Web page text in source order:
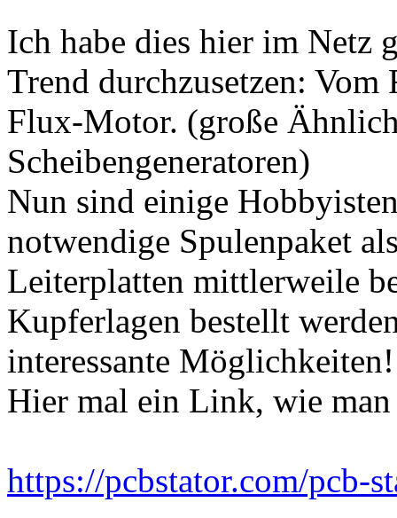
Ich habe dies hier im Netz
Trend durchzusetzen:
Flux-Motor. (große
Scheibengeneratoren)
Nun sind einige
notwendige Spulenpaket
Leiterplatten mittlerweile
Kupferlagen bestellt
interessante Möglichkeiten!
Hier mal ein Link, wie
https://pcbstator.com/pcb-